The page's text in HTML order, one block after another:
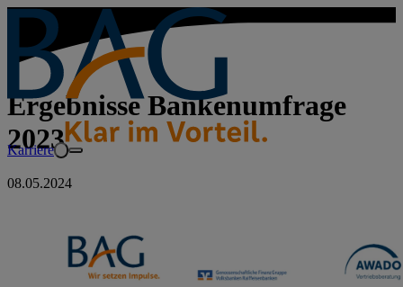
Karriere
Ergebnisse Bankenumfrage
2023
08.05.2024